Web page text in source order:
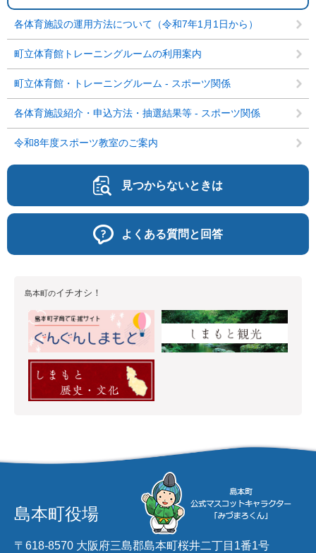
各体育施設の運用方法について（令和7年1月1日から）
町立体育館トレーニングルームの利用案内
町立体育館・トレーニングルーム - スポーツ関係
各体育施設紹介・申込方法・抽選結果等 - スポーツ関係
令和8年度スポーツ教室のご案内
見つからないときは
よくある質問と回答
島本町のイチオシ！
島本町役場
〒618-8570 大阪府三島郡島本町桜井二丁目1番1号